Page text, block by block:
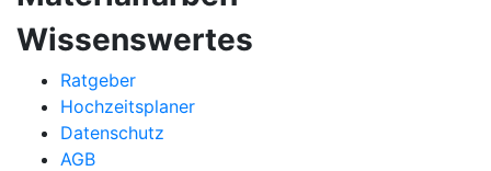
Wissenswertes
Ratgeber
Hochzeitsplaner
Datenschutz
AGB